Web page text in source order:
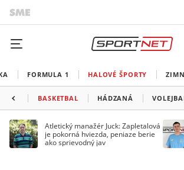
FORMULA 1 HALOVÉ ŠPORTY
BASKETBAL HÁDZANÁ
Atletický manažér Juck: Zapletalová
je pokorná hviezda, peniaze berie
ako sprievodný jav